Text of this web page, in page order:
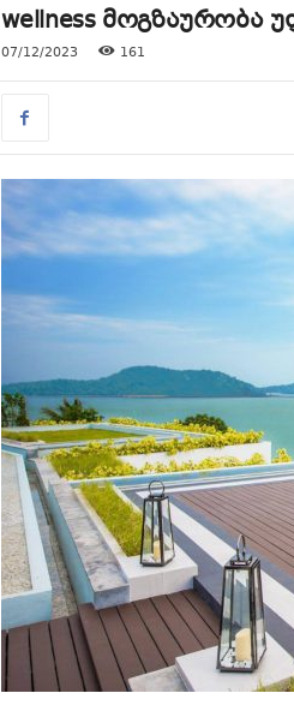
wellness მოგზაურობა
07/12/2023 161